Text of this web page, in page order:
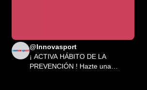
@Innovasport
¡ ACTIVA HÁBITO DE LA
PREVENCIÓN ! Hazte una